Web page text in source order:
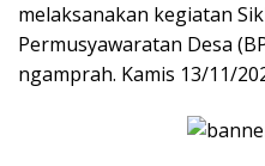
melaksanakan kegiatan
Permusyawaratan Desa
ngamprah. Kamis 13/11/